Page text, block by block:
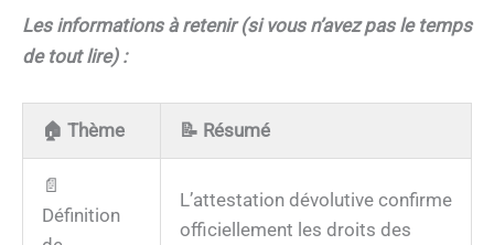
Les informations à retenir (si vous n’avez pas le temps
de tout lire) :
🏠 Thème 📝 Résumé
📄
Définition
L’attestation dévolutive confirme
officiellement les droits des